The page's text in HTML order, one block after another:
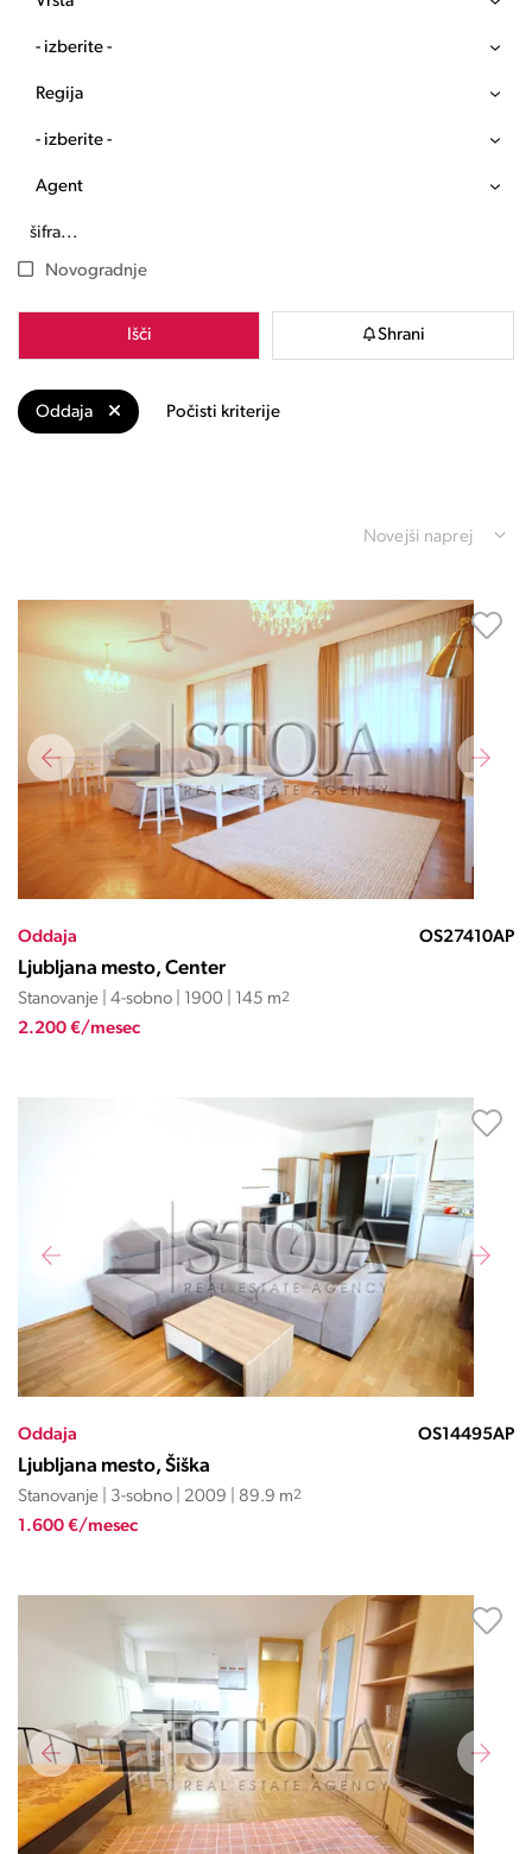
- izberite -
Regija
- izberite -
Agent
Novogradnje
Išči Shrani
Oddaja Počisti kriterije
Novejši naprej
Oddaja OS27410AP
Ljubljana mesto, Center
Stanovanje | 4-sobno | 1900 | 145 m2
2.200 €/mesec
Oddaja OS14495AP
Ljubljana mesto, Šiška
Stanovanje | 3-sobno | 2009 | 89.9 m2
1.600 €/mesec